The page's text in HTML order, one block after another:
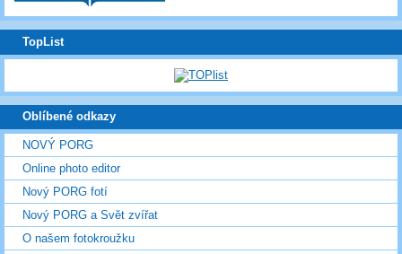
TopList
Oblíbené odkazy
NOVÝ PORG
Online photo editor
Nový PORG fotí
Nový PORG a Svět zvířat
O našem fotokroužku